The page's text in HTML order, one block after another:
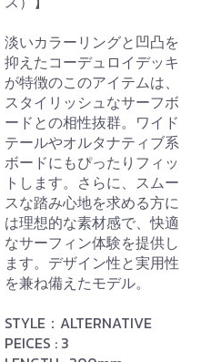
淡いカラーリングと凹凸を
抑えたコーデュロイデッキ
が特徴のこのアイテムは、
スタイリッシュなサーフボ
ードとの相性抜群。ワイド
テールやオルタナティブ系
ボードにもぴったりフィッ
トします。さらに、スムー
スな踏み心地を求める方に
は理想的な素材感で、快適
なサーフィン体験を提供し
ます。デザイン性と実用性
を兼ね備えたモデル。
STYLE：ALTERNATIVE
PEICES : 3